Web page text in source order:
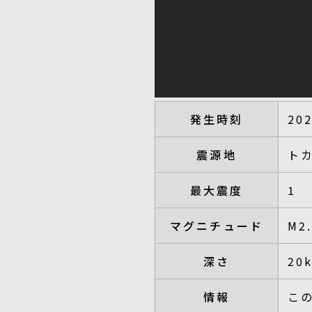
発生時刻
震源地 ト
最大震度 1
マグニチュード
深さ
情報 こ